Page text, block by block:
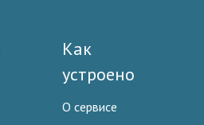
Как
устроено
О сервисе